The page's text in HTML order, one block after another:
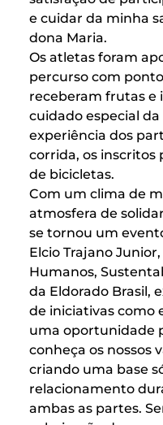
e cuidar da minha
dona Maria.
Os atletas foram
percurso com
receberam frutas e
cuidado especial
experiência dos
corrida, os inscritos
de bicicletas.
Com um clima de
atmosfera de
se tornou um
Elcio Trajano
Humanos,
da Eldorado Brasil,
de iniciativas como
uma oportunidade
conheça os nossos
criando uma base
relacionamento
ambas as partes.